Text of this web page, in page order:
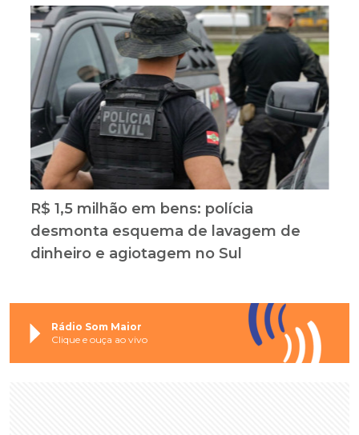
R$ 1,5 milhão em bens: polícia
desmonta esquema de lavagem de
dinheiro e agiotagem no Sul
Rádio Som Maior
Clique e ouça ao vivo